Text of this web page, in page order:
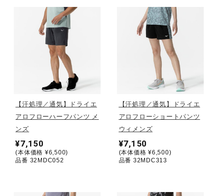
バレーボール
テニス／ソフトテニス
バドミントン
【汗処理／通気】ドライエ
アロフローハーフパンツ メ
ンズ
¥7,150
(本体価格 ¥6,500)
品番 32MDC052
【汗処理／通気】ドライエ
アロフローショートパンツ
ウィメンズ
¥7,150
(本体価格 ¥6,500)
品番 32MDC313